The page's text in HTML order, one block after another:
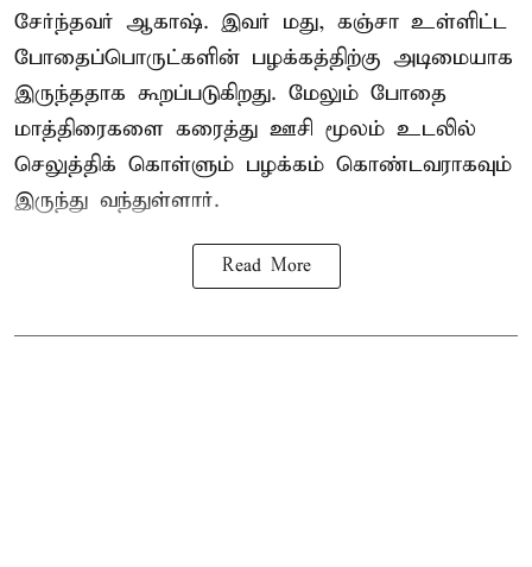
சேர்ந்தவர் ஆகாஷ். இவர் மது, கஞ்சா உள்ளிட்ட
போதைப்பொருட்களின் பழக்கத்திற்கு அடிமையாக
இருந்ததாக கூறப்படுகிறது. மேலும் போதை
மாத்திரைகளை கரைத்து ஊசி மூலம் உடலில்
செலுத்திக் கொள்ளும் பழக்கம் கொண்டவராகவும்
இருந்து வந்துள்ளார்.
Read More